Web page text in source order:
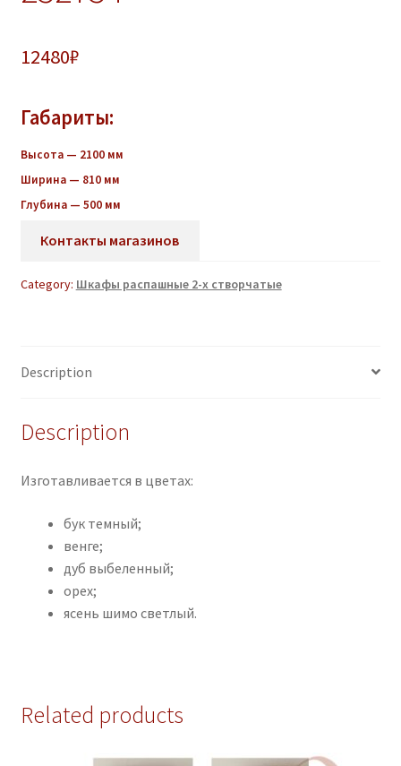
12480₽
Габариты:
Высота — 2100 мм
Ширина — 810 мм
Глубина — 500 мм
Контакты магазинов
Category: Шкафы распашные 2-х створчатые
Description
Description
Изготавливается в цветах:
бук темный;
венге;
дуб выбеленный;
орех;
ясень шимо светлый.
Related products